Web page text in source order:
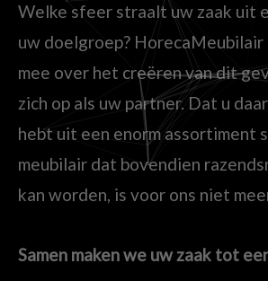
Welke sfeer straalt uw zaak uit
uw doelgroep? HorecaMeubilair
mee over het creëren van dit
zich op als uw partner. Dat u
hebt uit een enorm assortiment
meubilair dat bovendien
kan worden, is voor ons niet
Samen maken we uw zaak tot